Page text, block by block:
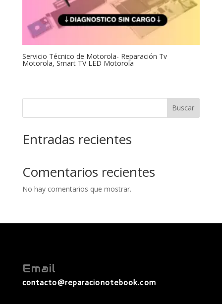
Servicio Técnico de Motorola- Reparación Tv
Motorola, Smart TV LED Motorola
Buscar
Entradas recientes
Comentarios recientes
No hay comentarios que mostrar.
Email
contacto@reparacionotebook.com